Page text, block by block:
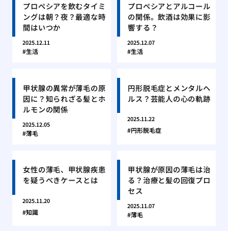
プロペシアを飲むタイミ
ングは朝？夜？最適な時
間はいつか
2025.12.11
生活
プロペシアとアルコール
の関係。飲酒は効果に影
響する？
2025.12.07
生活
甲状腺の異常が薄毛の原
因に？知られざる髪とホ
ルモンの関係
2025.12.05
薄毛
円形脱毛症とメンタルヘ
ルス？芸能人の心の軌跡
2025.11.22
円形脱毛症
女性の薄毛、甲状腺疾患
を疑うべきケースとは
2025.11.20
知識
甲状腺が原因の薄毛は治
る？治療と髪の回復プロ
セス
2025.11.07
薄毛